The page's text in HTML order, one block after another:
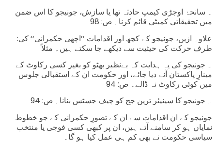
۔ سانحۂ اوجڑی کیمپ حادثہ تھا یا سازش، جونیجو کا اس ضمن
میں تحقیقاتی کمیٹی قائم کرنا۔ ص: 98
:علاوہ ازیں، جونیجو کے کچھ اور اقدامات ’’اچھی حکمرانی‘‘ کی
طرف حرکت کی حیثیت سے دیکھے جا سکتے ہیں۔ مثلاً
۔ جونیجو کی یہ ہدایت کہ بےنظیر بھٹو کو بغیر کسی رکاوٹ کے
مینارِ پاکستان آنے دیا جائے، اور حکومت ان کے استقبالی جلوس
میں کوئی رکاوٹ نہ ڈالے۔ ص: 94
۔ جونیجو کا سینیئر ترین جج کو چیف جسٹس بنانا۔ ص: 94
جونیجو کے ان اقدامات سے ان کے تصورِ حکمرانی کے جو خطوط
نمایاں ہو کر سامنے آتے ہیں، ان پر کبھی کسی فوجی یا منتخب
سیاسی حکومت نے بھی کم ہی عمل کیا ہو گا۔